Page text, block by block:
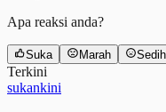
Apa reaksi anda?
Suka Marah Sedih
Terkini
sukankini